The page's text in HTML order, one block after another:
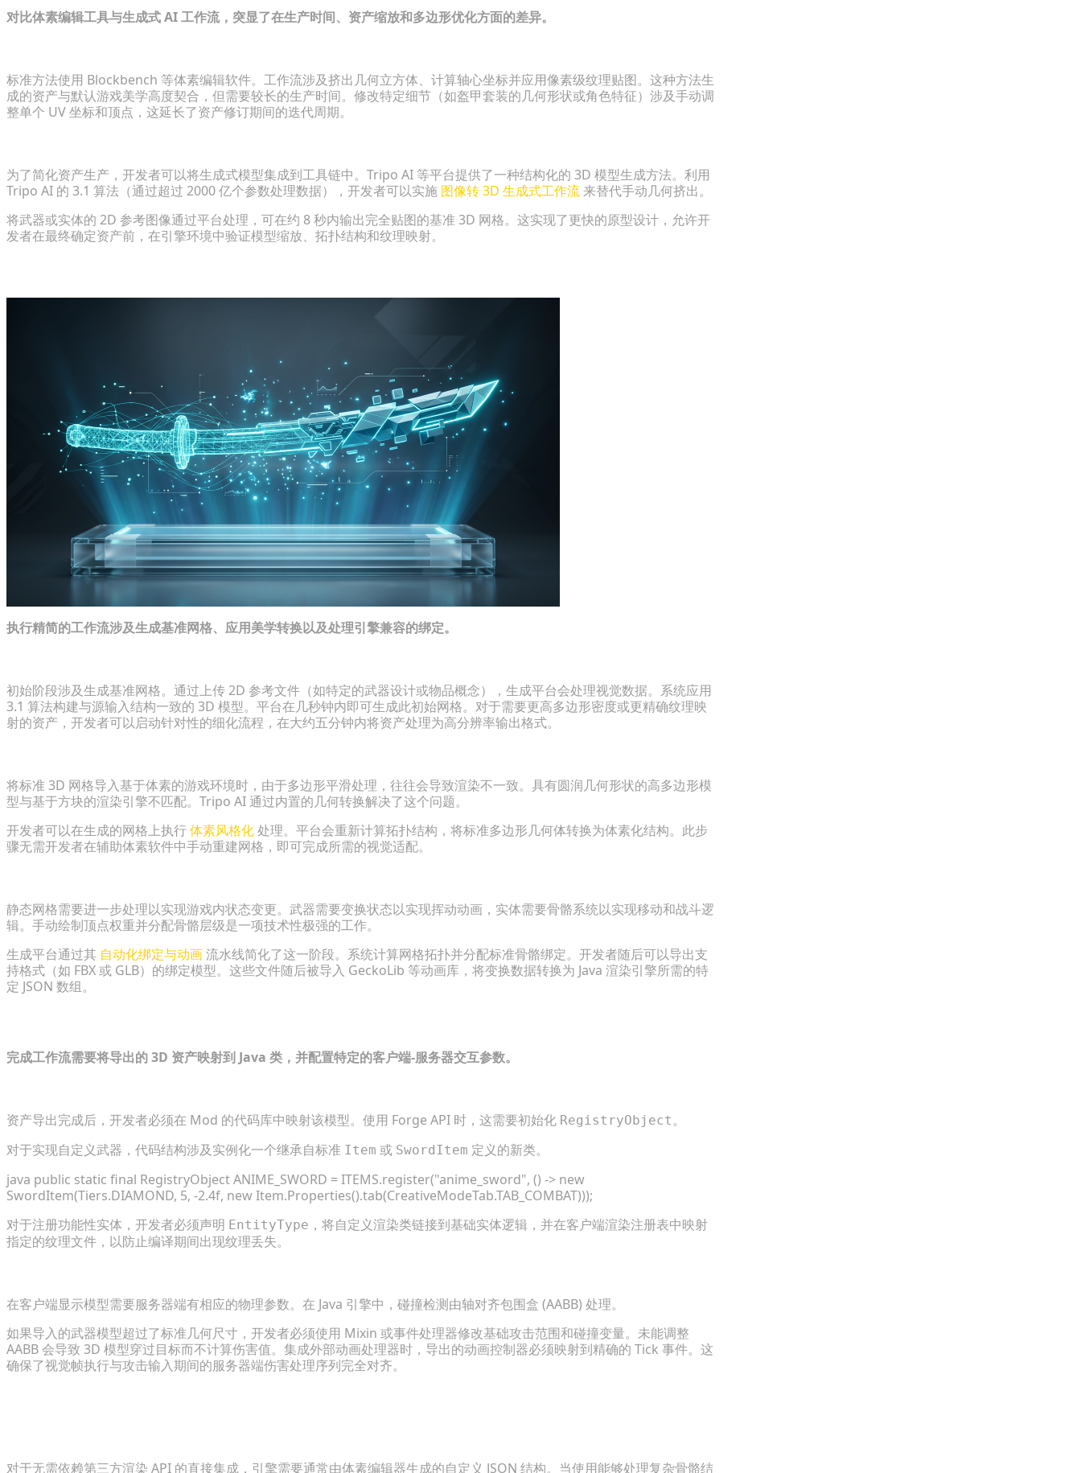
对比体素编辑工具与生成式 AI 工作流，突显了在生产时间、资产缩放和多边形优化方面的差异。
标准方法使用 Blockbench 等体素编辑软件。工作流涉及挤出几何立方体、计算轴心坐标并应用像素级纹理贴图。这种方法生
成的资产与默认游戏美学高度契合，但需要较长的生产时间。修改特定细节（如盔甲套装的几何形状或角色特征）涉及手动调
整单个 UV 坐标和顶点，这延长了资产修订期间的迭代周期。
为了简化资产生产，开发者可以将生成式模型集成到工具链中。Tripo AI 等平台提供了一种结构化的 3D 模型生成方法。利用
Tripo AI 的 3.1 算法（通过超过 2000 亿个参数处理数据），开发者可以实施 图像转 3D 生成式工作流来替代手动几何挤出。
将武器或实体的 2D 参考图像通过平台处理，可在约 8 秒内输出完全贴图的基准 3D 网格。这实现了更快的原型设计，允许开
发者在最终确定资产前，在引擎环境中验证模型缩放、拓扑结构和纹理映射。
执行精简的工作流涉及生成基准网格、应用美学转换以及处理引擎兼容的绑定。
初始阶段涉及生成基准网格。通过上传 2D 参考文件（如特定的武器设计或物品概念），生成平台会处理视觉数据。系统应用
3.1 算法构建与源输入结构一致的 3D 模型。平台在几秒钟内即可生成此初始网格。对于需要更高多边形密度或更精确纹理映
射的资产，开发者可以启动针对性的细化流程，在大约五分钟内将资产处理为高分辨率输出格式。
将标准 3D 网格导入基于体素的游戏环境时，由于多边形平滑处理，往往会导致渲染不一致。具有圆润几何形状的高多边形模
型与基于方块的渲染引擎不匹配。Tripo AI 通过内置的几何转换解决了这个问题。
开发者可以在生成的网格上执行体素风格化处理。平台会重新计算拓扑结构，将标准多边形几何体转换为体素化结构。此步
骤无需开发者在辅助体素软件中手动重建网格，即可完成所需的视觉适配。
静态网格需要进一步处理以实现游戏内状态变更。武器需要变换状态以实现挥动动画，实体需要骨骼系统以实现移动和战斗逻
辑。手动绘制顶点权重并分配骨骼层级是一项技术性极强的工作。
生成平台通过其 自动化绑定与动画流水线简化了这一阶段。系统计算网格拓扑并分配标准骨骼绑定。开发者随后可以导出支
持格式（如 FBX 或 GLB）的绑定模型。这些文件随后被导入 GeckoLib 等动画库，将变换数据转换为 Java 渲染引擎所需的特
定 JSON 数组。
完成工作流需要将导出的 3D 资产映射到 Java 类，并配置特定的客户端-服务器交互参数。
资产导出完成后，开发者必须在 Mod 的代码库中映射该模型。使用 Forge API 时，这需要初始化 RegistryObject。
对于实现自定义武器，代码结构涉及实例化一个继承自标准 Item 或 SwordItem 定义的新类。
java public static final RegistryObjectANIME_SWORD = ITEMS.register("anime_sword", () -> new
SwordItem(Tiers.DIAMOND, 5, -2.4f, new Item.Properties().tab(CreativeModeTab.TAB_COMBAT)));
对于注册功能性实体，开发者必须声明 EntityType ，将自定义渲染类链接到基础实体逻辑，并在客户端渲染注册表中映射
指定的纹理文件，以防止编译期间出现纹理丢失。
在客户端显示模型需要服务器端有相应的物理参数。在 Java 引擎中，碰撞检测由轴对齐包围盒 (AABB) 处理。
如果导入的武器模型超过了标准几何尺寸，开发者必须使用 Mixin 或事件处理器修改基础攻击范围和碰撞变量。未能调整
AABB 会导致 3D 模型穿过目标而不计算伤害值。集成外部动画处理器时，导出的动画控制器必须映射到精确的 Tick 事件。这
确保了视觉帧执行与攻击输入期间的服务器端伤害处理序列完全对齐。
对于无需依赖第三方渲染 API 的直接集成，引擎需要通常由体素编辑器生成的自定义 JSON 结构。当使用能够处理复杂骨骼结